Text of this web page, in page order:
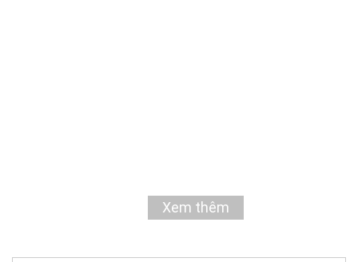
Xem thêm